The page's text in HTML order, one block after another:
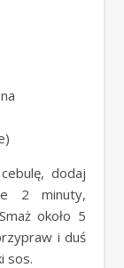
dodaj
2 minuty,
około 5
i duś
sos.